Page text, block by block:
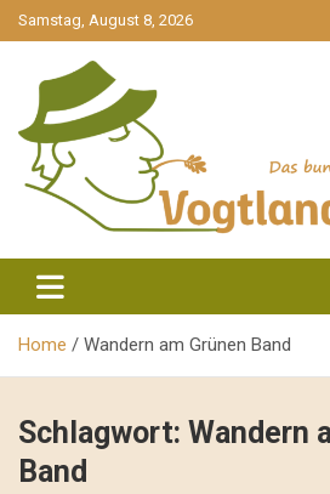
gehe
zum
Samstag, August 8, 2026
Vogtlandstreicher
Home Wandern am Grünen Band
Schlagwort: Wandern
Band